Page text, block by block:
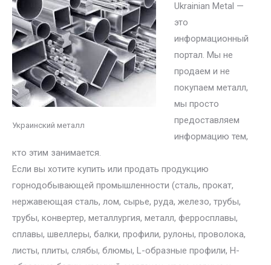
Украинский металл
Ukrainian Metal —
это
информационный
портал. Мы не
продаем и не
покупаем металл,
мы просто
предоставляем
информацию тем,
кто этим занимается.
Если вы хотите купить или продать продукцию
горнодобывающей промышленности (сталь, прокат,
нержавеющая сталь, лом, сырье, руда, железо, трубы,
трубы, конвертер, металлургия, металл, ферросплавы,
сплавы, швеллеры, балки, профили, рулоны, проволока,
листы, плиты, слябы, блюмы, L-образные профили, H-